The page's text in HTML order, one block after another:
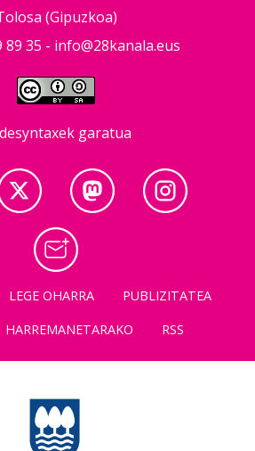
(Gipuzkoa)
89 35 - info@28kanala.eus
garatua
LEGE OHARRA
PUBLIZITATEA
HARREMANETARAKO RSS